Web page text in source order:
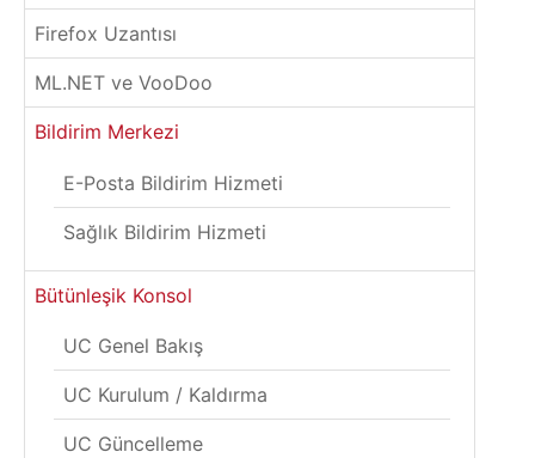
Firefox Uzantısı
ML.NET ve VooDoo
Bildirim Merkezi
E-Posta Bildirim Hizmeti
Sağlık Bildirim Hizmeti
Bütünleşik Konsol
UC Genel Bakış
UC Kurulum / Kaldırma
UC Güncelleme